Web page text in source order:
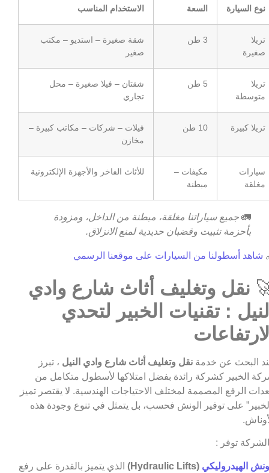
نوع السيارة السعة الاستخدام المناسب
تريلا
صغيرة
3 طن
شقة صغيرة – استديو – مكتب
صغير
تريلا
متوسطة
5 طن
شقتان – فيلا صغيرة – محل
تجاري
تريلا كبيرة 10 طن
فيلات – شركات – مكاتب كبيرة –
مخازن
سيارات
مغلقة
مكيفات –
مبطنة
للأثاث الفاخر والأجهزة الإلكترونية
🚛 جميع سياراتنا مغلقة، مبطنة من الداخل، ومزودة
بأحزمة تثبيت وقضبان حديدية لمنع الانزلاق.
شاهد أسطولنا من السيارات على موقعنا الرسمي
نقل وتغليف أثاث شارع وادي
: تقنيات الخبير لتحدي
البحث عن خدمة نقل وتغليف أثاث شارع وادي النيل ، تبرز
الخبير كشركة رائدة بفضل امتلاكها لأسطول متكامل من
الرفع المصممة لمختلف الاحتياجات الهندسية. لا يقتصر تميز
على توفير الونش فحسب، بل يتمثل في تنوع وجودة هذه
توفر :
الهيدروليكي (Hydraulic Lifts)
الذي يتميز بالقدرة على رفع